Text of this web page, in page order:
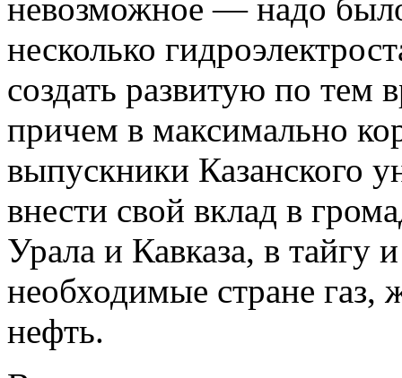
невозможное — надо
несколько
создать развитую по
причем в максимально
выпускники Казанского
внести свой вклад в
Урала и Кавказа, в тайгу
необходимые стране газ,
нефть.